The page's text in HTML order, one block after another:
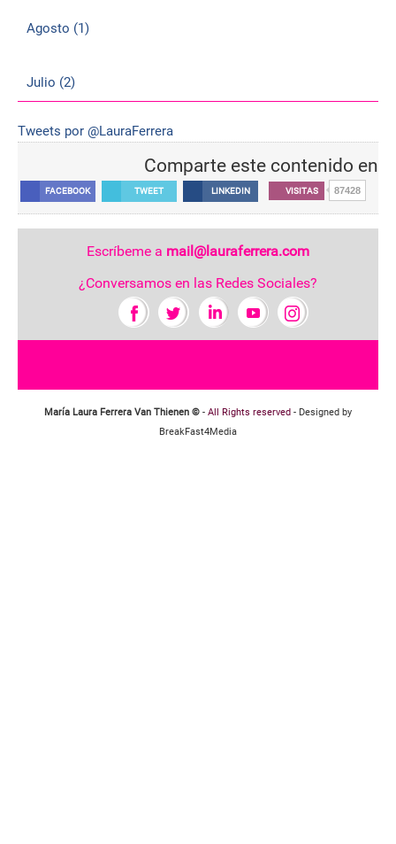
Agosto (1)
Julio (2)
Tweets por @LauraFerrera
Comparte este contenido en
FACEBOOK TWEET LINKEDIN VISITAS 87428
Escríbeme a mail@lauraferrera.com
¿Conversamos en las Redes Sociales?
María Laura Ferrera Van Thienen © - All Rights reserved - Designed by
BreakFast4Media